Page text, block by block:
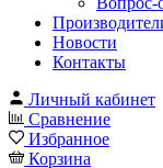
Новости
Контакты
Личный кабинет
Сравнение
Избранное
Корзина